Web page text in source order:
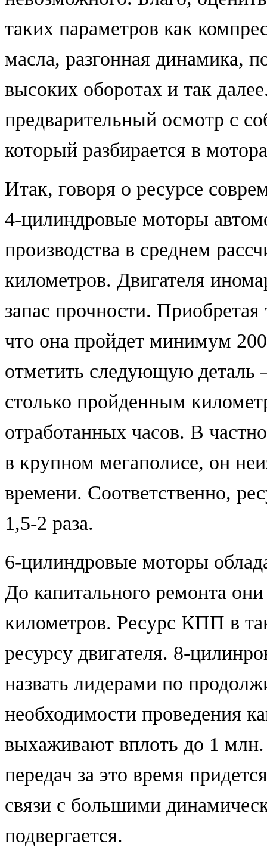
таких параметров как
масла, разгонная динамика,
высоких оборотах и так
предварительный осмотр с
который разбирается в
Итак, говоря о ресурсе
4-цилиндровые моторы
производства в среднем
километров. Двигателя
запас прочности.
что она пройдет минимум
отметить следующую деталь
столько пройденным
отработанных часов. В
в крупном мегаполисе, он
времени. Соответственно,
1,5-2 раза.
6-цилиндровые моторы
До капитального ремонта
километров. Ресурс КПП в
ресурсу двигателя. 8-
назвать лидерами по
необходимости проведения
выхаживают вплоть до 1
передач за это время
связи с большими
подвергается.